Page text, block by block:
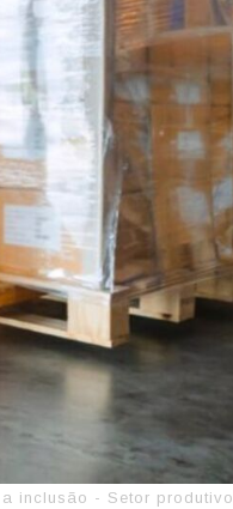
inclusão - Setor produtivo